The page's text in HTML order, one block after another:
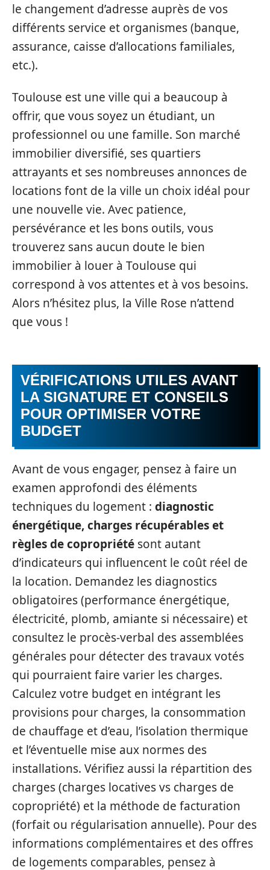
le changement d’adresse auprès de vos
différents service et organismes (banque,
assurance, caisse d’allocations familiales,
etc.).
Toulouse est une ville qui a beaucoup à
offrir, que vous soyez un étudiant, un
professionnel ou une famille. Son marché
immobilier diversifié, ses quartiers
attrayants et ses nombreuses annonces de
locations font de la ville un choix idéal pour
une nouvelle vie. Avec patience,
persévérance et les bons outils, vous
trouverez sans aucun doute le bien
immobilier à louer à Toulouse qui
correspond à vos attentes et à vos besoins.
Alors n’hésitez plus, la Ville Rose n’attend
que vous !
VÉRIFICATIONS UTILES AVANT
LA SIGNATURE ET CONSEILS
POUR OPTIMISER VOTRE
BUDGET
Avant de vous engager, pensez à faire un
examen approfondi des éléments
techniques du logement : diagnostic
énergétique, charges récupérables et
règles de copropriété sont autant
d’indicateurs qui influencent le coût réel de
la location. Demandez les diagnostics
obligatoires (performance énergétique,
électricité, plomb, amiante si nécessaire) et
consultez le procès-verbal des assemblées
générales pour détecter des travaux votés
qui pourraient faire varier les charges.
Calculez votre budget en intégrant les
provisions pour charges, la consommation
de chauffage et d’eau, l’isolation thermique
et l’éventuelle mise aux normes des
installations. Vérifiez aussi la répartition des
charges (charges locatives vs charges de
copropriété) et la méthode de facturation
(forfait ou régularisation annuelle). Pour des
informations complémentaires et des offres
de logements comparables, pensez à